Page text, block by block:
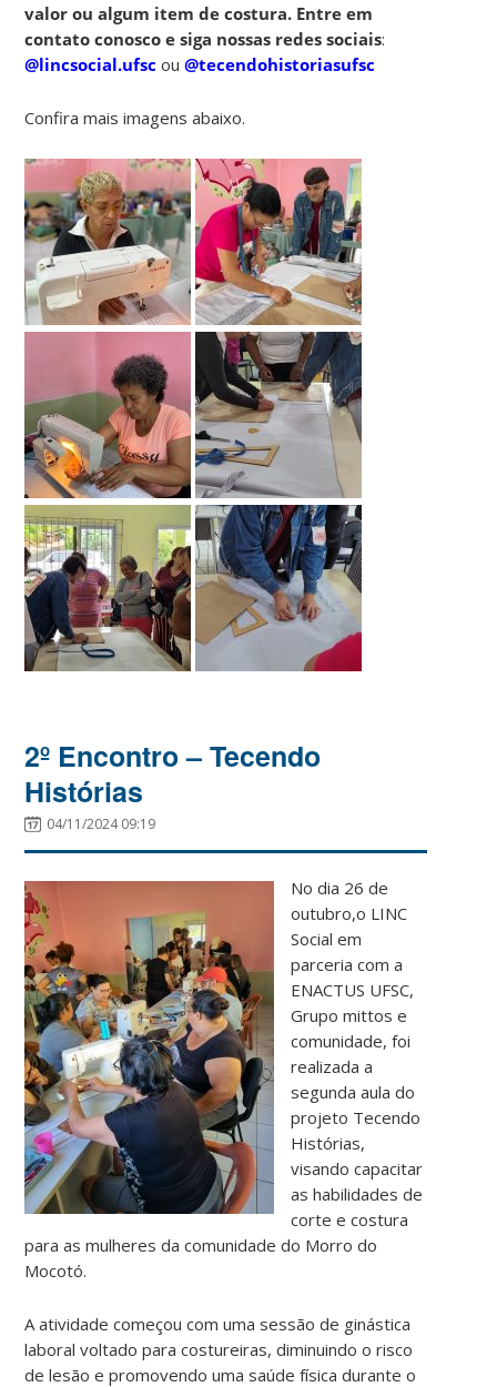
valor ou algum item de costura. Entre em
contato conosco e siga nossas redes sociais:
@lincsocial.ufsc ou@tecendohistoriasufsc
Confira mais imagens abaixo.
2º Encontro – Tecendo
Histórias
04/11/2024 09:19
No dia 26 de
outubro,o LINC
Social em
parceria com a
ENACTUS UFSC,
Grupo mittos e
comunidade, foi
realizada a
segunda aula do
projeto Tecendo
Histórias,
visando capacitar
as habilidades de
corte e costura
para as mulheres da comunidade do Morro do
Mocotó.
A atividade começou com uma sessão de ginástica
laboral voltado para costureiras, diminuindo o risco
de lesão e promovendo uma saúde física durante o